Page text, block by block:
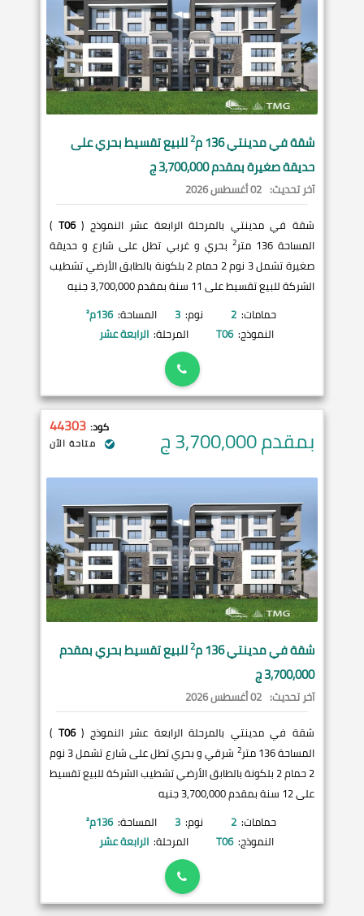
شقة فيمدينتي136 م 2للبيع تقسيط بحري على
حديقة صغيرة بمقدم 3,700,000 ج
آخر تحديث: 02 أغسطس 2026
شقة في مدينتي بالمرحلة الرابعة عشر النموذج (T06
)
المساحة 136 متر
2 بحري و غربي تطل على شارع و حديقة
صغيرة تشمل 3 نوم 2 حمام 2 بلكونة بالطابق الأرضي تشطيب
الشركة للبيع تقسيط على 11 سنة بمقدم 3,700,000 جنيه
حمامات: 2 نوم: 3 المساحة: 136م²
النموذج: T06 المرحلة: الرابعة عشر
بمقدم 3,700,000 ج كود: 44303
متاحة الآن
شقة فيمدينتي136 م 2للبيع تقسيط بحري بمقدم
3,700,000 ج
آخر تحديث: 02 أغسطس 2026
شقة في مدينتي بالمرحلة الرابعة عشر النموذج (T06
)
المساحة 136 متر
2
شرقي و بحري تطل على شارع تشمل 3 نوم
2 حمام 2 بلكونة بالطابق الأرضي تشطيب الشركة للبيع تقسيط
على 12 سنة بمقدم 3,700,000 جنيه
حمامات: 2 نوم: 3 المساحة: 136م²
النموذج: T06 المرحلة: الرابعة عشر